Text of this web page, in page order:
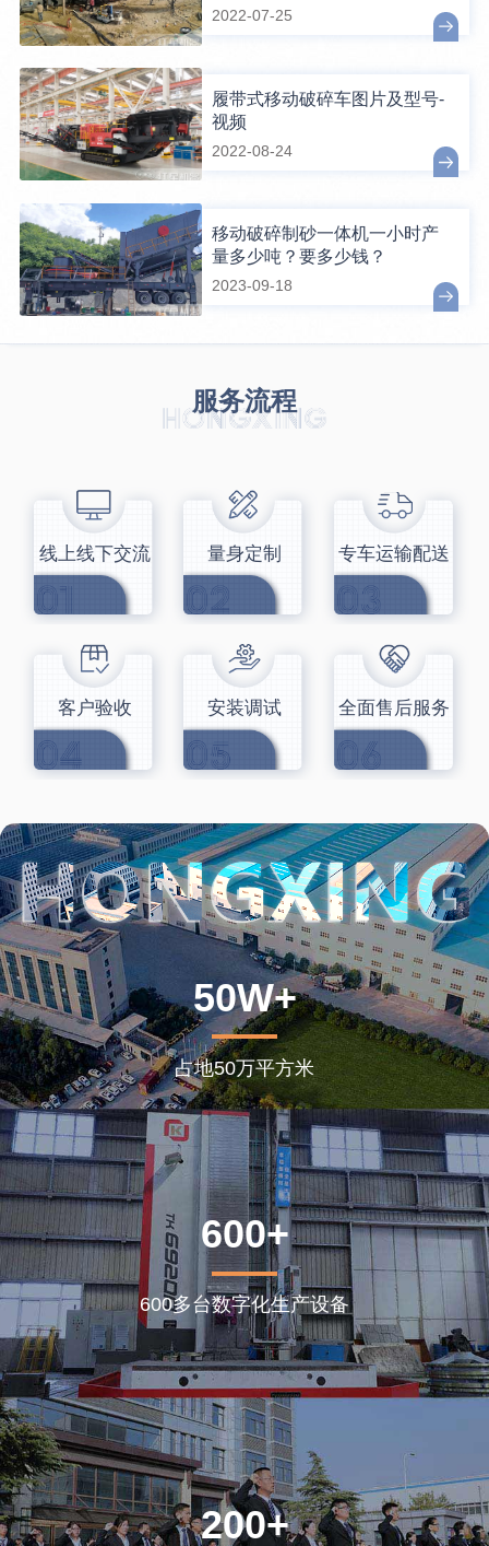
2022-07-25
履带式移动破碎车图片及型号-
视频
2022-08-24
移动破碎制砂一体机一小时产
量多少吨？要多少钱？
2023-09-18
服务流程
线上线下交流 量身定制 专车运输配送
客户验收 安装调试 全面售后服务
50W+
占地50万平方米
600+
600多台数字化生产设备
200+